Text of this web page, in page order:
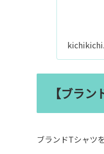
【ブラ
ブランドTシャツ